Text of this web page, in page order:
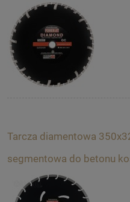
Tarcza diamentowa
segmentowa do betonu